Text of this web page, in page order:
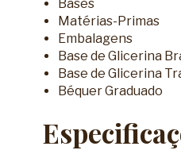
Bases
Matérias-Primas
Embalagens
Base de Glicerina
Base de Glicerina
Béquer Graduado